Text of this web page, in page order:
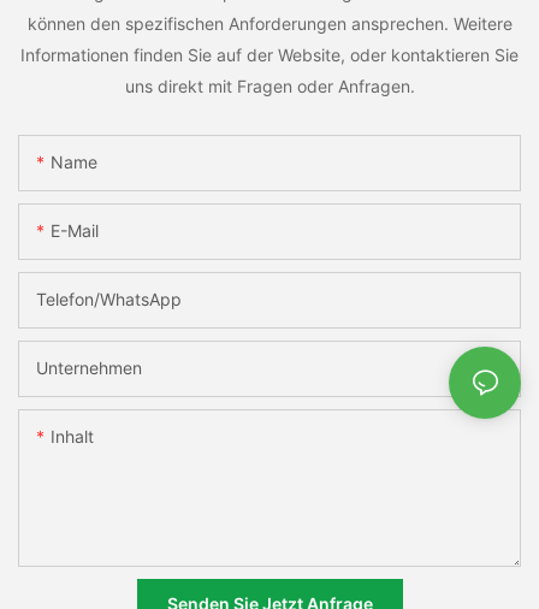
können den spezifischen Anforderungen ansprechen. Weitere
Informationen finden Sie auf der Website, oder kontaktieren Sie
uns direkt mit Fragen oder Anfragen.
Name
E-Mail
Telefon/WhatsApp
Unternehmen
Inhalt
Senden Sie Jetzt Anfrage